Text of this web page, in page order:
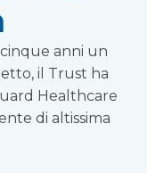
anni un
il Trust ha
Healthcare
di altissima